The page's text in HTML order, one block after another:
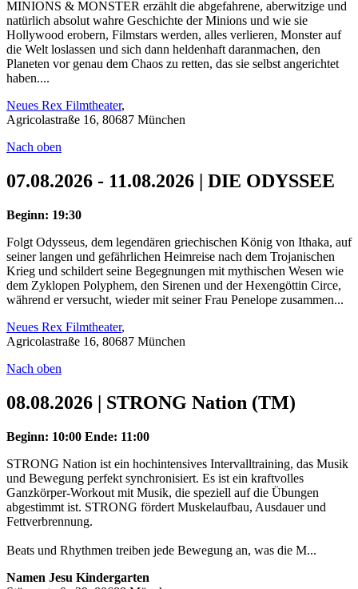
MINIONS & MONSTER erzählt die abgefahrene, aberwitzige und
natürlich absolut wahre Geschichte der Minions und wie sie
Hollywood erobern, Filmstars werden, alles verlieren, Monster auf
die Welt loslassen und sich dann heldenhaft daranmachen, den
Planeten vor genau dem Chaos zu retten, das sie selbst angerichtet
haben....
Neues Rex Filmtheater,
Agricolastraße 16, 80687 München
Nach oben
07.08.2026 - 11.08.2026 | DIE ODYSSEE
Beginn: 19:30
Folgt Odysseus, dem legendären griechischen König von Ithaka, auf
seiner langen und gefährlichen Heimreise nach dem Trojanischen
Krieg und schildert seine Begegnungen mit mythischen Wesen wie
dem Zyklopen Polyphem, den Sirenen und der Hexengöttin Circe,
während er versucht, wieder mit seiner Frau Penelope zusammen...
Neues Rex Filmtheater,
Agricolastraße 16, 80687 München
Nach oben
08.08.2026 | STRONG Nation (TM)
Beginn: 10:00 Ende: 11:00
STRONG Nation ist ein hochintensives Intervalltraining, das Musik
und Bewegung perfekt synchronisiert. Es ist ein kraftvolles
Ganzkörper-Workout mit Musik, die speziell auf die Übungen
abgestimmt ist. STRONG fördert Muskelaufbau, Ausdauer und
Fettverbrennung.
Beats und Rhythmen treiben jede Bewegung an, was die M...
Namen Jesu Kindergarten